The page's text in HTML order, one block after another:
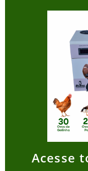
Acesse